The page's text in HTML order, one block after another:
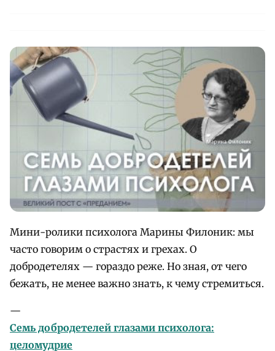
Мини-ролики психолога Марины Филоник: мы
часто говорим о страстях и грехах. О
добродетелях — гораздо реже. Но зная, от чего
бежать, не менее важно знать, к чему стремиться.
—
Семь добродетелей глазами психолога:
целомудрие